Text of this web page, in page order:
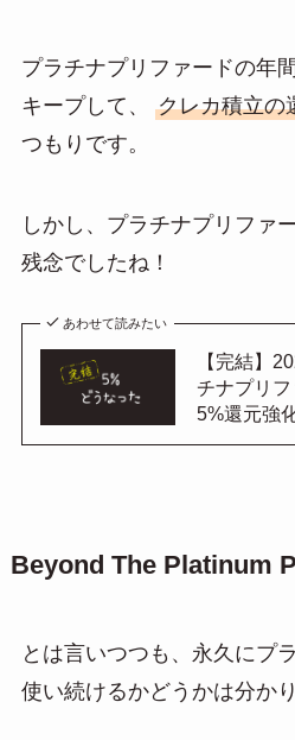
プラチナプリファードの年
キープして、 クレカ積立の
つもりです。
しかし、プラチナプリファ
残念でしたね！
あわせて読みたい
【完結】
チナプリ
5%還元強
Beyond The Platinum
とは言いつつも、永久にプ
使い続けるかどうかは分か